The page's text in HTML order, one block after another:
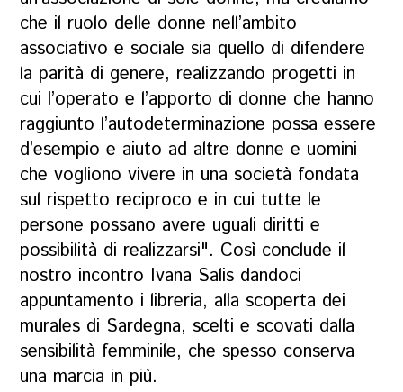
che il ruolo delle donne nell’ambito
associativo e sociale sia quello di difendere
la parità di genere, realizzando progetti in
cui l’operato e l’apporto di donne che hanno
raggiunto l’autodeterminazione possa essere
d’esempio e aiuto ad altre donne e uomini
che vogliono vivere in una società fondata
sul rispetto reciproco e in cui tutte le
persone possano avere uguali diritti e
possibilità di realizzarsi". Così conclude il
nostro incontro Ivana Salis dandoci
appuntamento i libreria, alla scoperta dei
murales di Sardegna, scelti e scovati dalla
sensibilità femminile, che spesso conserva
una marcia in più.